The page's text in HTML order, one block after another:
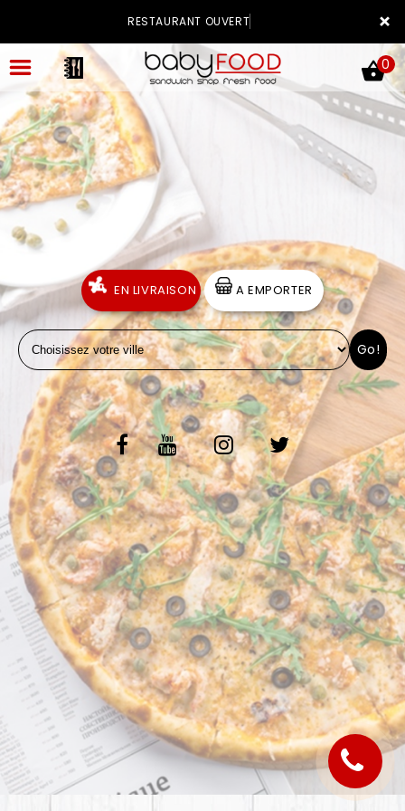
×
RESTAURANT OUVERT
ACCUEIL
LA CARTE
VOTRE COMPTE
NOTRE RESTAURANT
VOS AVIS
MENTIONS LÉGALES
C.G.V
0
EN LIVRAISON A EMPORTER
Go!